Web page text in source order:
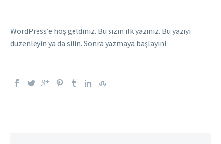
WordPress’e hoş geldiniz. Bu sizin ilk yazınız. Bu yazıyı
düzenleyin ya da silin. Sonra yazmaya başlayın!